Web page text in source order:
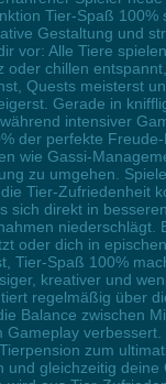
Tier-Spaß 100%
Gestaltung und
vor: Alle Tiere
oder chillen
Quests meisterst
Gerade in
intensiver
der perfekte
wie Gassi-
zu umgehen.
Tier-Zufriedenheit
sich direkt in
niederschlägt.
oder dich in
Tier-Spaß 100%
kreativer und
regelmäßig über
Balance zwischen
Gameplay
zum
und gleichzeitig deine